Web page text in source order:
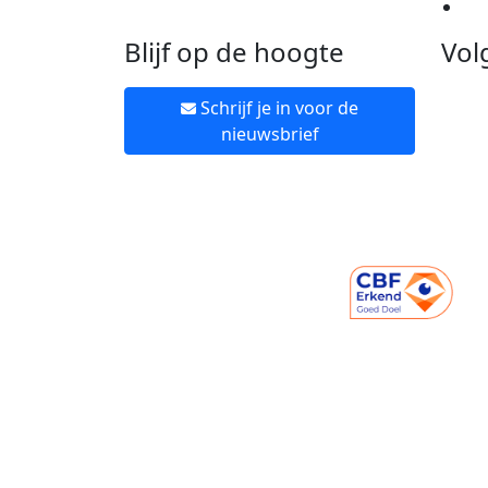
Blijf op de hoogte
Schrijf je in voor de
nieuwsbrief